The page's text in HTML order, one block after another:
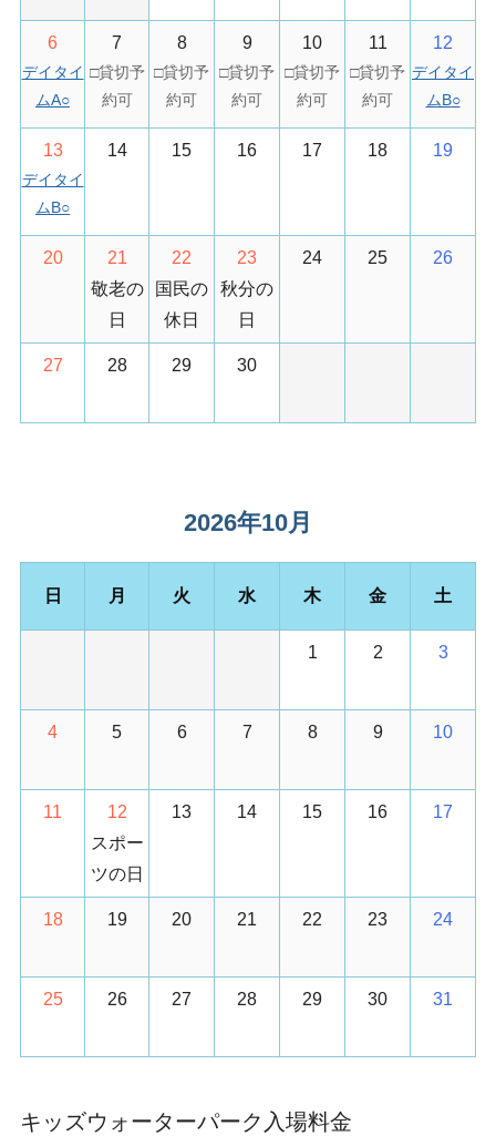
6
デイタイ
ムA○
7 8 9 10 11 12
デイタイ
ムB○
13
デイタイ
ムB○
14 15 16 17 18 19
20
21
敬老の
日
22
国民の
休日
23
秋分の
日
24 25 26
27 28 29 30
2026年10月
日 月 火 水 木 金 土
1 2 3
4 5 6 7 8 9 10
11
12
スポー
ツの日
13 14 15 16 17
18 19 20 21 22 23 24
25 26 27 28 29 30 31
キッズウォーターパーク入場料金